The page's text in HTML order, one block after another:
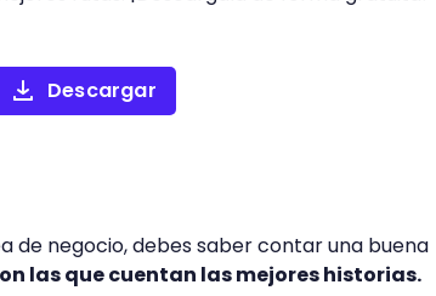
Descargar
de negocio, debes saber contar una buena
las que cuentan las mejores historias.